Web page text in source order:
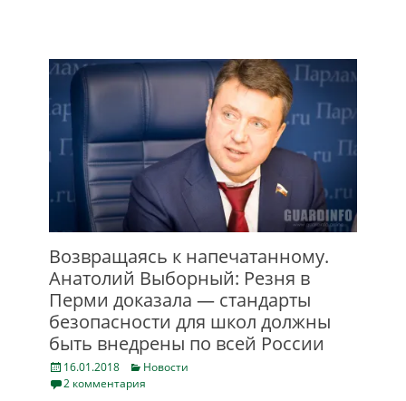
Возвращаясь к напечатанному.
Анатолий Выборный: Резня в
Перми доказала — стандарты
безопасности для школ должны
быть внедрены по всей России
Posted
on
16.01.2018 Categories
Новости
2 комментария